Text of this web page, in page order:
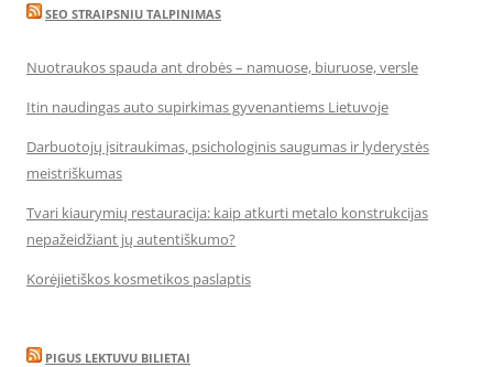
SEO STRAIPSNIU TALPINIMAS
Nuotraukos spauda ant drobės – namuose, biuruose, versle
Itin naudingas auto supirkimas gyvenantiems Lietuvoje
Darbuotojų įsitraukimas, psichologinis saugumas ir lyderystės
meistriškumas
Tvari kiaurymių restauracija: kaip atkurti metalo konstrukcijas
nepažeidžiant jų autentiškumo?
Korėjietiškos kosmetikos paslaptis
PIGUS LEKTUVU BILIETAI